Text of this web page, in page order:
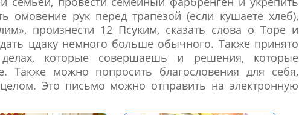
омовение рук перед трапезой (если кушаете хлеб),
произнести 12 Псуким, сказать слова о Торе и
цдаку немного больше обычного. Также принято
которые совершаешь и решения, которые
Также можно попросить благословения для себя,
Это письмо можно отправить на электронную